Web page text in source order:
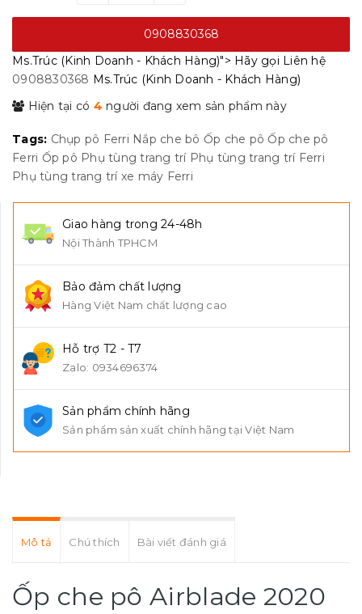
0908830368
Ms.Trúc (Kinh Doanh - Khách Hàng)"> Hãy gọi Liên hệ
0908830368 Ms.Trúc (Kinh Doanh - Khách Hàng)
Hiện tại có 4 người đang xem sản phẩm này
Tags: Chụp pô Ferri Nắp che bô Ốp che pô Ốp che pô
Ferri Ốp pô Phụ tùng trang trí Phụ tùng trang trí Ferri
Phụ tùng trang trí xe máy Ferri
Giao hàng trong 24-48h
Nội Thành TPHCM
Bảo đảm chất lượng
Hàng Việt Nam chất lượng cao
Hỗ trợ T2 - T7
Zalo: 0934696374
Sản phẩm chính hãng
Sản phẩm sản xuất chính hãng tại Việt Nam
Mô tả Chú thích Bài viết đánh giá
Ốp che pô Airblade 2020